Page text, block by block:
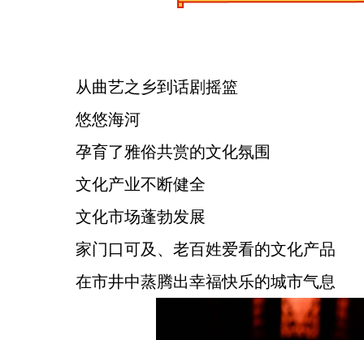
从曲艺之乡到话剧摇篮
悠悠海河
孕育了雅俗共赏的文化氛围
文化产业不断健全
文化市场蓬勃发展
家门口可及、老百姓爱看的文化产品
在市井中蒸腾出幸福快乐的城市气息